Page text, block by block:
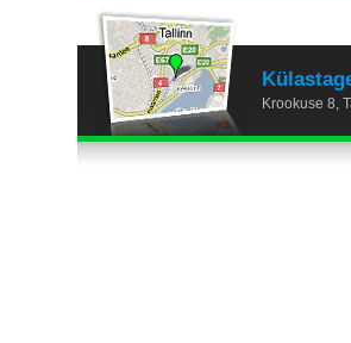
Krookuse 8,